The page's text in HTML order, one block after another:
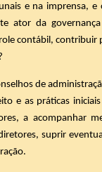
e na imprensa,
ator da
contábil, contribuir
de
e as práticas
a acompanhar
suprir